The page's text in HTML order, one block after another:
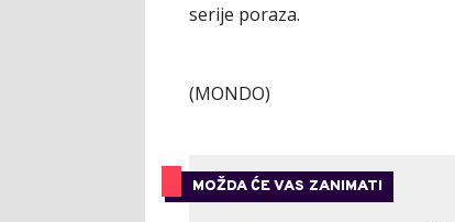
serije poraza.
(MONDO)
MOŽDA ĆE VAS ZANIMATI